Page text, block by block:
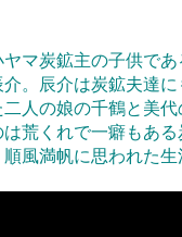
マ炭鉱主の子供で
。辰介は炭鉱夫達
人の娘の千鶴と美
荒くれで一癖もあ
風満帆に思われた生